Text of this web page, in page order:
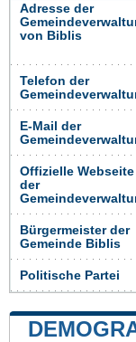
Adresse der
von Biblis
Telefon der
E-Mail der
Offizielle Webseite
der
Bürgermeister der
Gemeinde Biblis
Politische Partei